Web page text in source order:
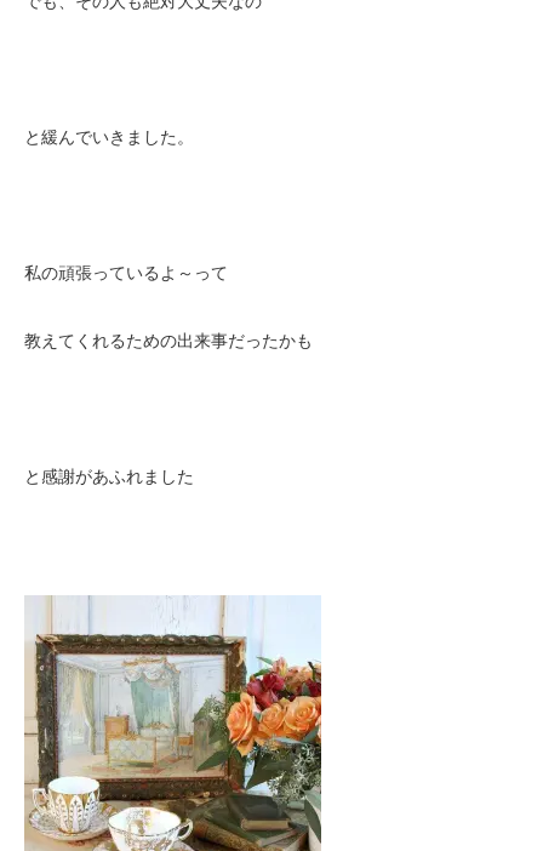
と緩んでいきました。
私の頑張っているよ～って
教えてくれるための出来事だったかも
と感謝があふれました